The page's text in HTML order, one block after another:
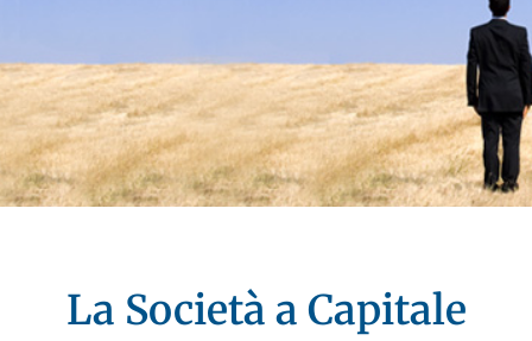
La Società a Capitale